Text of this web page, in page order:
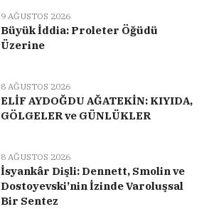
9 AĞUSTOS 2026
Büyük İddia: Proleter Öğüdü
Üzerine
8 AĞUSTOS 2026
ELİF AYDOĞDU AĞATEKİN: KIYIDA,
GÖLGELER ve GÜNLÜKLER
8 AĞUSTOS 2026
İsyankâr Dişli: Dennett, Smolin ve
Dostoyevski’nin İzinde Varoluşsal
Bir Sentez